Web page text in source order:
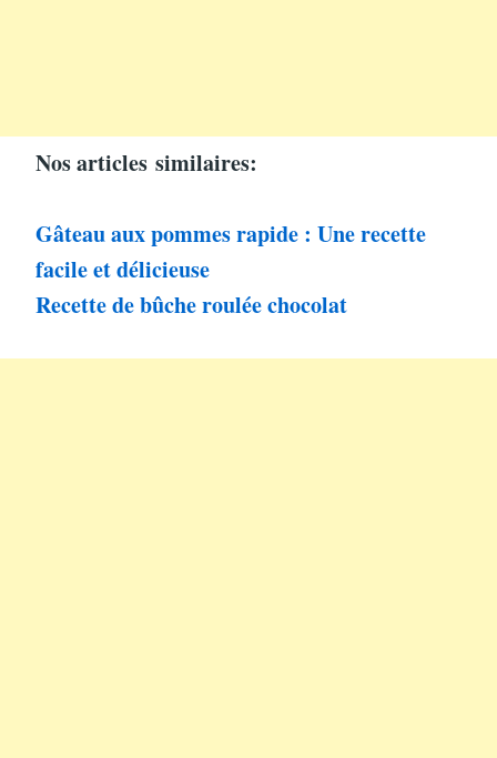
Nos articles similaires:
Gâteau aux pommes rapide : Une recette
facile et délicieuse
Recette de bûche roulée chocolat